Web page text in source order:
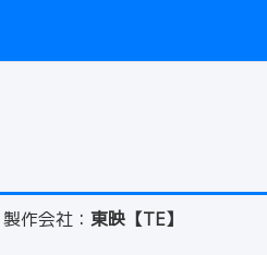
製作会社： 東映【TE】